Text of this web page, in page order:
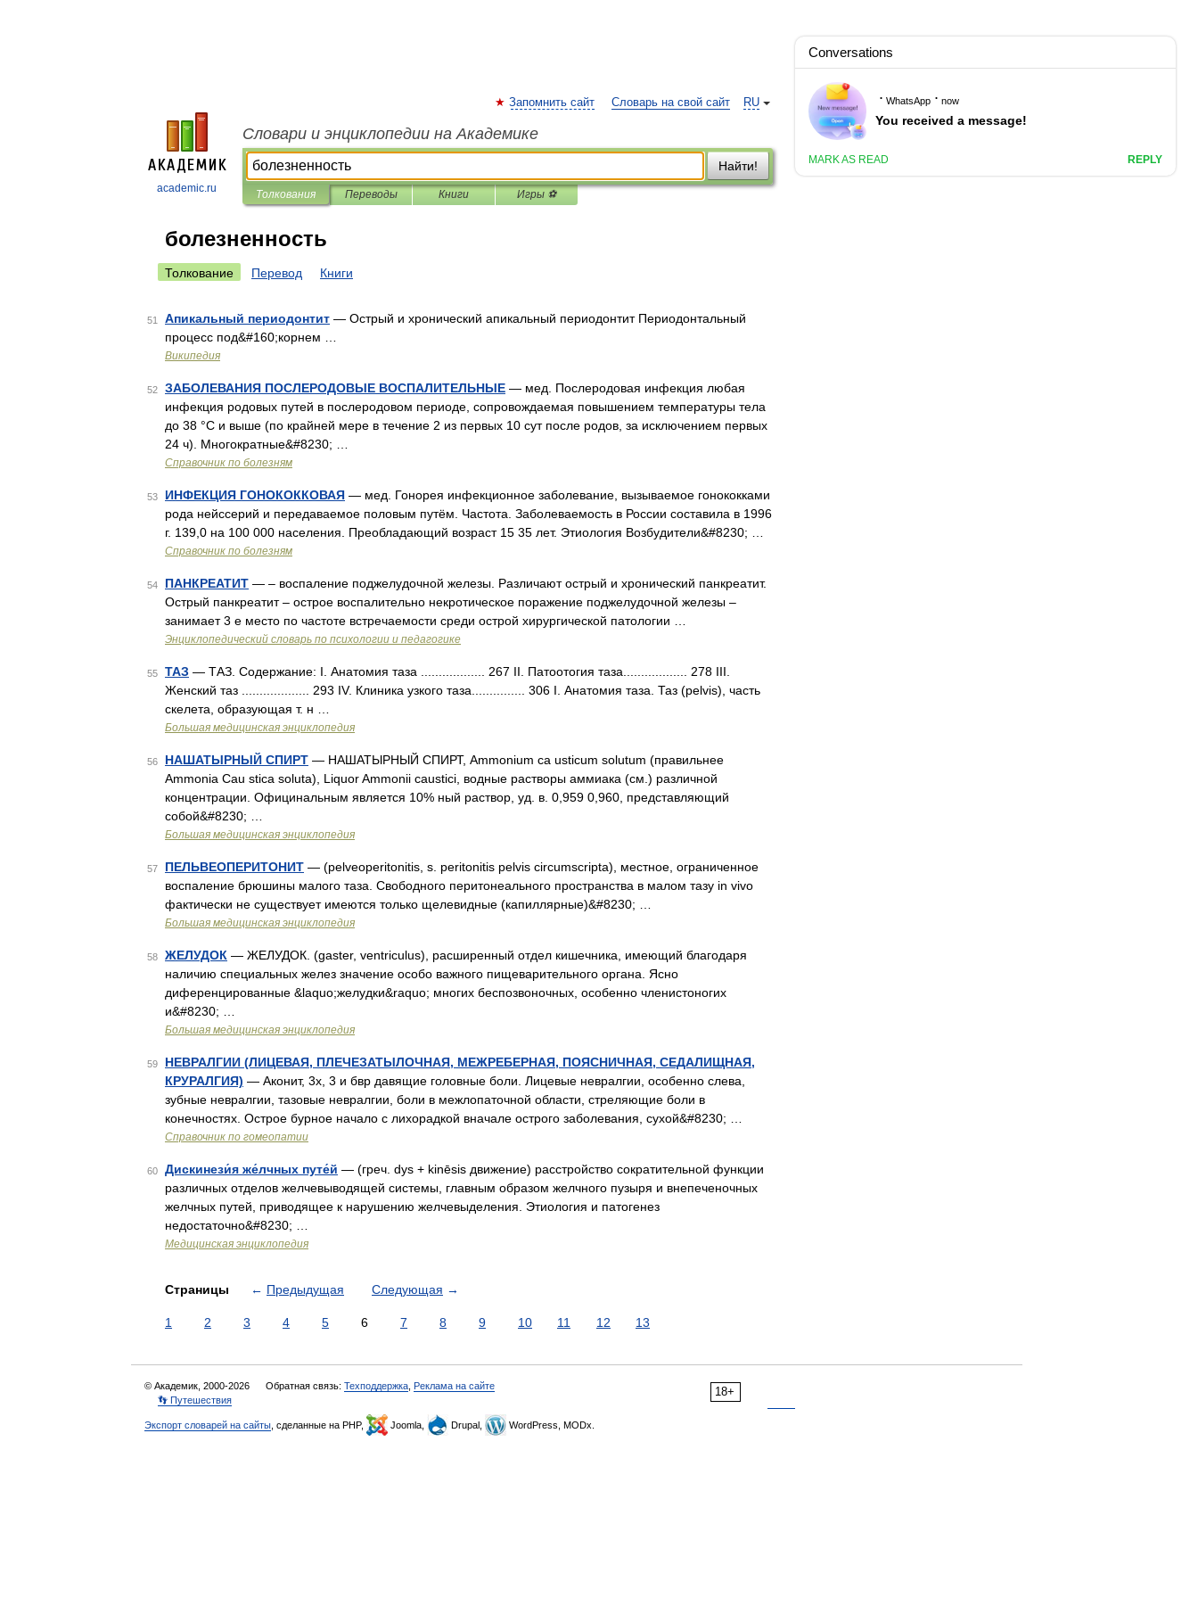
academic.ru
RU
Запомнить сайт Словарь на свой сайт
Словари и энциклопедии на Академике
Найти!
Толкования Переводы Книги Игры ⚽
болезненность
Толкование Перевод Книги
51 Апикальный периодонтит — Острый и хронический апикальный периодонтит Периодонтальный
процесс под&#160;корнем …
Википедия
52 ЗАБОЛЕВАНИЯ ПОСЛЕРОДОВЫЕ ВОСПАЛИТЕЛЬНЫЕ — мед. Послеродовая инфекция любая
инфекция родовых путей в послеродовом периоде, сопровождаемая повышением температуры тела
до 38 °С и выше (по крайней мере в течение 2 из первых 10 сут после родов, за исключением первых
24 ч). Многократные&#8230; …
Справочник по болезням
53 ИНФЕКЦИЯ ГОНОКОККОВАЯ — мед. Гонорея инфекционное заболевание, вызываемое гонококками
рода нейссерий и передаваемое половым путём. Частота. Заболеваемость в России составила в 1996
г. 139,0 на 100 000 населения. Преобладающий возраст 15 35 лет. Этиология Возбудители&#8230; …
Справочник по болезням
54 ПАНКРЕАТИТ — – воспаление поджелудочной железы. Различают острый и хронический панкреатит.
Острый панкреатит – острое воспалительно некротическое поражение поджелудочной железы –
занимает 3 е место по частоте встречаемости среди острой хирургической патологии …
Энциклопедический словарь по психологии и педагогике
55 ТАЗ — ТАЗ. Содержание: I. Анатомия таза .................. 267 II. Патоотогия таза.................. 278 III.
Женский таз ................... 293 IV. Клиника узкого таза............... 306 I. Анатомия таза. Таз (pelvis), часть
скелета, образующая т. н …
Большая медицинская энциклопедия
56 НАШАТЫРНЫЙ СПИРТ — НАШАТЫРНЫЙ СПИРТ, Ammonium са usticum solutum (правильнее
Ammonia Cau stica soluta), Liquor Ammonii caustici, водные растворы аммиака (см.) различной
концентрации. Официнальным является 10% ный раствор, уд. в. 0,959 0,960, представляющий
собой&#8230; …
Большая медицинская энциклопедия
57 ПЕЛЬВЕОПЕРИТОНИТ — (pelveoperitonitis, s. peritonitis pelvis circumscripta), местное, ограниченное
воспаление брюшины малого таза. Свободного перитонеального пространства в малом тазу in vivo
фактически не существует имеются только щелевидные (капиллярные)&#8230; …
Большая медицинская энциклопедия
58 ЖЕЛУДОК — ЖЕЛУДОК. (gaster, ventriculus), расширенный отдел кишечника, имеющий благодаря
наличию специальных желез значение особо важного пищеварительного органа. Ясно
диференцированные &laquo;желудки&raquo; многих беспозвоночных, особенно членистоногих
и&#8230; …
Большая медицинская энциклопедия
59
НЕВРАЛГИИ (ЛИЦЕВАЯ, ПЛЕЧЕЗАТЫЛОЧНАЯ, МЕЖРЕБЕРНАЯ, ПОЯСНИЧНАЯ, СЕДАЛИЩНАЯ,
КРУРАЛГИЯ) — Аконит, 3х, 3 и бвр давящие головные боли. Лицевые невралгии, особенно слева,
зубные невралгии, тазовые невралгии, боли в межлопаточной области, стреляющие боли в
конечностях. Острое бурное начало с лихорадкой вначале острого заболевания, сухой&#8230; …
Справочник по гомеопатии
60 Дискинези́я же́лчных путе́й — (греч. dys + kinēsis движение) расстройство сократительной функции
различных отделов желчевыводящей системы, главным образом желчного пузыря и внепеченочных
желчных путей, приводящее к нарушению желчевыделения. Этиология и патогенез
недостаточно&#8230; …
Медицинская энциклопедия
Страницы ← Предыдущая Следующая →
1 2 3 4 5 6 7 8 9 10 11 12 13
18+
© Академик, 2000-2026 Обратная связь: Техподдержка Реклама на сайте
👣 Путешествия
Экспорт словарей на сайты , сделанные на PHP, Joomla, Drupal, WordPress, MODx.